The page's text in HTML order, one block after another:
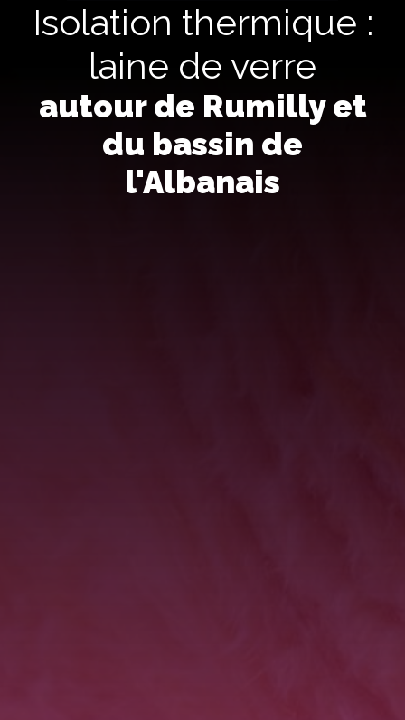
Isolation thermique :
laine de verre
autour de Rumilly et
du bassin de
l'Albanais